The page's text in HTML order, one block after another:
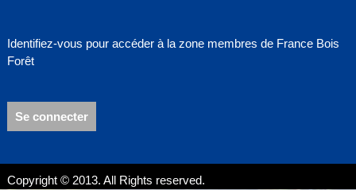
Identifiez-vous pour accéder à la zone membres de France Bois
Forêt
Se connecter
Copyright © 2013. All Rights reserved.